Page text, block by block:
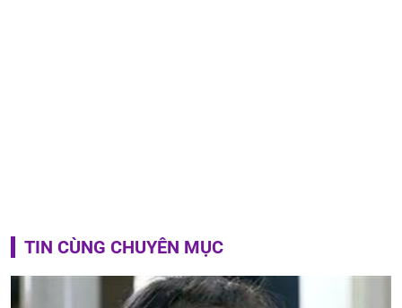
TIN CÙNG CHUYÊN MỤC